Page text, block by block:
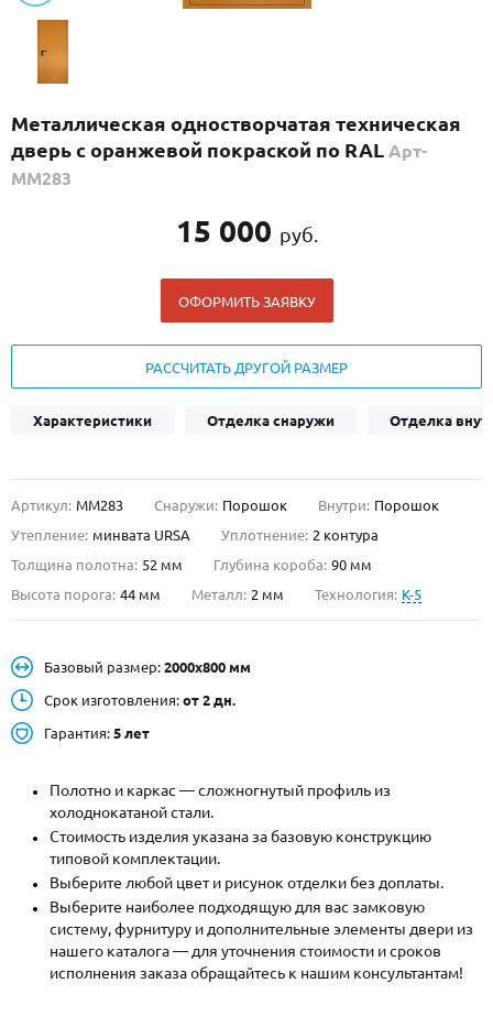
С реечным дизайном (29)
ПО НАЗНАЧЕНИЮ
О НАС
КОНТАКТЫ
Москве и МО
НАЙТИ:
+7 (495) 411-44-41
INFO@META-M.RU
ЗАПРОСИТЬ РАСЧЕТ
Каталог Распродажа Как купить
Записаться на замер
Металлическая одностворчатая техническая
дверь с оранжевой покраской по RAL Арт-
ММ283
15 000 руб.
ОФОРМИТЬ ЗАЯВКУ
РАССЧИТАТЬ ДРУГОЙ РАЗМЕР
Характеристики Отделка снаружи Отделка
Артикул: ММ283 Снаружи: Порошок Внутри: Порошок
Утепление: минвата URSA Уплотнение: 2 контура
Толщина полотна: 52 мм Глубина короба: 90 мм
Высота порога: 44 мм Металл: 2 мм Технология: K-5
Базовый размер: 2000х800 мм
Срок изготовления: от 2 дн.
Гарантия: 5 лет
Полотно и каркас — сложногнутый профиль из
холоднокатаной стали.
Стоимость изделия указана за базовую конструкцию
типовой комплектации.
Выберите любой цвет и рисунок отделки без доплаты.
Выберите наиболее подходящую для вас замковую
систему, фурнитуру и дополнительные элементы двери из
нашего каталога — для уточнения стоимости и сроков
исполнения заказа обращайтесь к нашим консультантам!